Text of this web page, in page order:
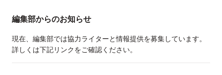
編集部からのお知らせ
現在、編集部では協力ライターと情報提供を募集しています。
詳しくは下記リンクをご確認ください。